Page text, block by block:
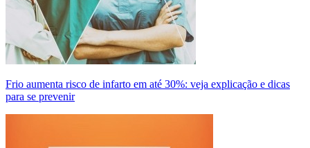
Frio aumenta risco de infarto em até 30%: veja explicação e dicas
para se prevenir